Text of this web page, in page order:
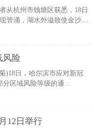
杭州市钱塘区获悉，18日
管涌，湖水外溢致使金沙湖
风险
日，哈尔滨市应对新冠
区域风险等级的通
12日举行